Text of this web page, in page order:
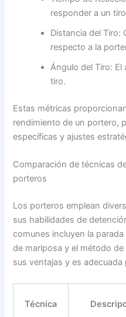
responder a un
Distancia del Tiro:
respecto a la
Ángulo del Tiro: El
tiro.
Estas métricas
rendimiento de un portero,
específicas y ajustes
Comparación de técnicas
porteros
Los porteros emplean
sus habilidades de
comunes incluyen la
de mariposa y el método
sus ventajas y es
Técnica